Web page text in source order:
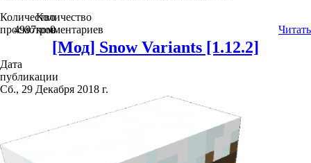
Количество
просмотров
4997
Количество
комментариев
0 Читать
[Мод] Snow Variants [1.12.2]
Дата
публикации
Сб., 29 Декабря 2018 г.